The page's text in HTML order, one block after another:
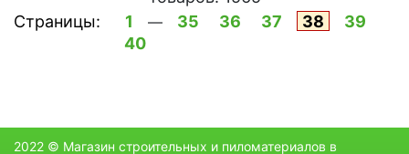
Страницы:
1 — 35 36 37 38
39
40
2022 © Магазин строительных и пиломатериалов в